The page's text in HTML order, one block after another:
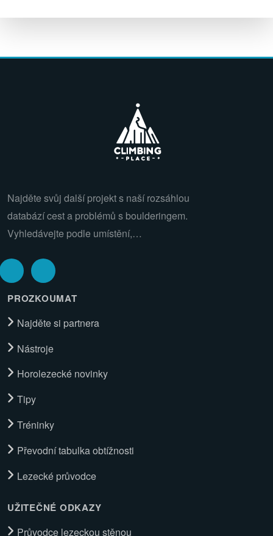
Najděte svůj další projekt s naší rozsáhlou
databází cest a problémů s boulderingem.
Vyhledávejte podle umístění,…
PROZKOUMAT
Najděte si partnera
Nástroje
Horolezecké novinky
Tipy
Tréninky
Převodní tabulka obtížnosti
Lezecké průvodce
UŽITEČNÉ ODKAZY
Průvodce lezeckou stěnou